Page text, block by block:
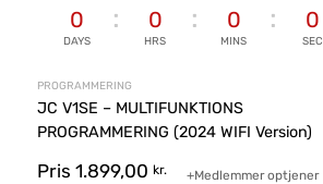
0
DAYS
0
HRS
0
MINS
0
SEC
PROGRAMMERING
JC V1SE – MULTIFUNKTIONS
PROGRAMMERING (2024 WIFI Version)
Pris 1.899,00 kr.
+Medlemmer optjener